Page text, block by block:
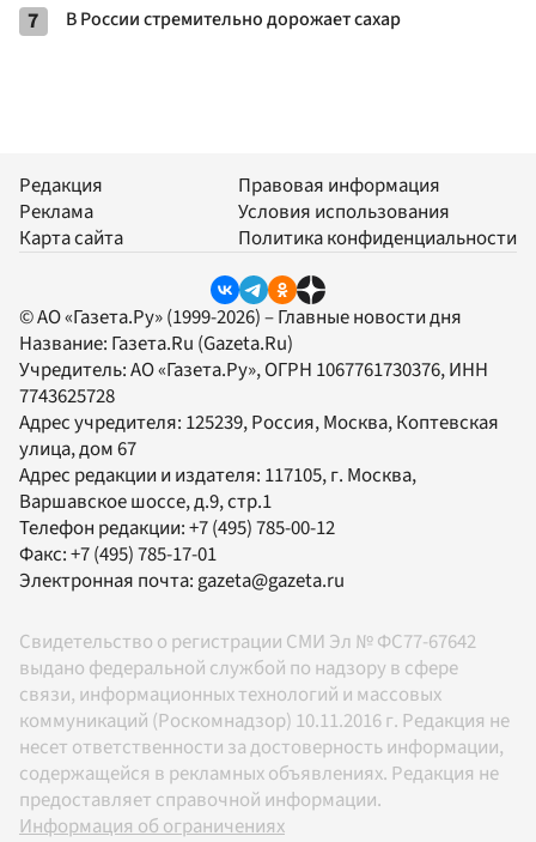
7 В России стремительно дорожает сахар
Редакция
Реклама
Карта сайта
Правовая информация
Условия использования
Политика конфиденциальности
© АО «Газета.Ру» (1999-2026) – Главные новости дня
Название: Газета.Ru (Gazeta.Ru)
Учредитель:АО «Газета.Ру», ОГРН 1067761730376, ИНН
7743625728
Адрес учредителя: 125239, Россия, Москва, Коптевская
улица, дом 67
Адрес редакции и издателя: 117105, г. Москва,
Варшавское шоссе, д.9, стр.1
Телефон редакции:+7 (495) 785-00-12
Факс:+7 (495) 785-17-01
Электронная почта:gazeta@gazeta.ru
Свидетельство о регистрации СМИ Эл № ФС77-67642
выдано федеральной службой по надзору в сфере
связи, информационных технологий и массовых
коммуникаций (Роскомнадзор) 10.11.2016 г. Редакция не
несет ответственности за достоверность информации,
содержащейся в рекламных объявлениях. Редакция не
предоставляет справочной информации.
Информация об ограничениях